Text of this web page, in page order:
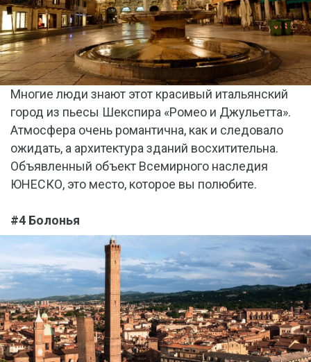
Многие люди знают этот красивый итальянский
город из пьесы Шекспира «Ромео и Джульетта».
Атмосфера очень романтична, как и следовало
ожидать, а архитектура зданий восхитительна.
Объявленный объект Всемирного наследия
ЮНЕСКО, это место, которое вы полюбите.
#4 Болонья